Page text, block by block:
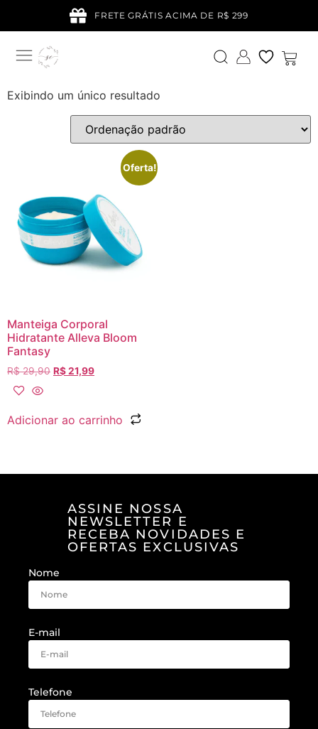
FRETE GRÁTIS ACIMA DE R$ 299
Exibindo um único resultado
Oferta!
Manteiga Corporal
Hidratante Alleva Bloom
Fantasy
R$29,90 R$21,99
Adicionar ao carrinho
ASSINE NOSSA
NEWSLETTER E
RECEBA NOVIDADES E
OFERTAS EXCLUSIVAS
Nome
E-mail
Telefone